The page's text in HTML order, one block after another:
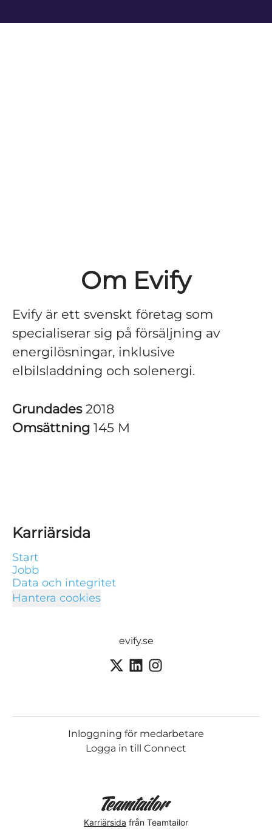
Om Evify
Evify är ett svenskt företag som
specialiserar sig på försäljning av
energilösningar, inklusive
elbilsladdning och solenergi.
Grundades 2018
Omsättning 145 M
Karriärsida
Start
Jobb
Data och integritet
Hantera cookies
evify.se
Inloggning för medarbetare
Logga in till Connect
Karriärsida från Teamtailor